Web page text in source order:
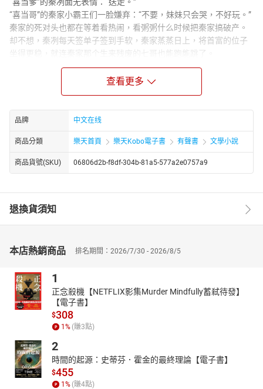
“喜当哥”的秦家小霸王们一脸嫌弃：“不要，妹妹只会哭，不好玩。”
秦家的死对头也都在等着看热闹，看粥粥什么时候把秦家搞破产。
却不想，秦冽每天签单子签到手软，秦家蒸蒸日上，将首富的位子
坐得更稳，就连秦家那个生来残废的七哥也能跑能跳了。
宴会上，秦家小霸王把粥粥围成一团，一脸讨好。
“妹妹，今天想听什么故事？哥哥给你讲！”
布所有权：“我女儿！”
查看更多
品牌 中文在线
商品分類 樂天首頁 樂天Kobo電子書 有聲書 文學小說
商品貨號(SKU) 06806d2b-f8df-304b-81a5-577a2e0757a9
退換貨須知
本店熱銷商品 排名期間：2026/7/30 - 2026/8/5
1
正念殺機【NETFLIX影集Murder Mindfully蓄弒待發】
【電子書】
$308
1 % (賺3點)
2
時間的起源：史蒂芬．霍金的最終理論【電子書】
$455
1 % (賺4點)